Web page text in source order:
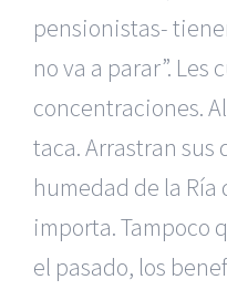
pensionistas-
no va a parar”. Les
concentraciones.
taca. Arrastran sus
humedad de la Ría
importa. Tampoco
el pasado, los